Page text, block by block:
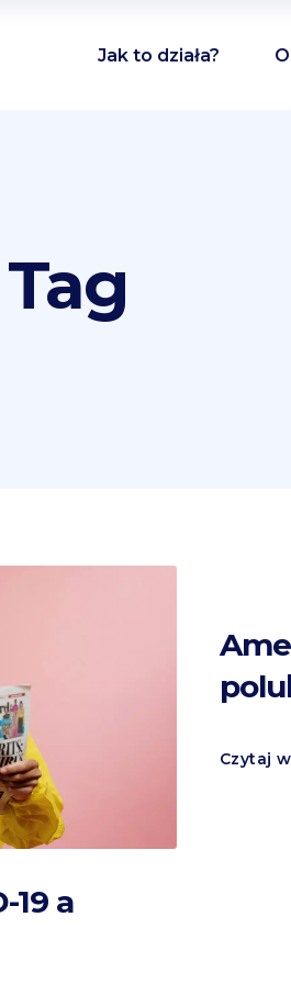
Jak to działa?
19 a
Czytaj